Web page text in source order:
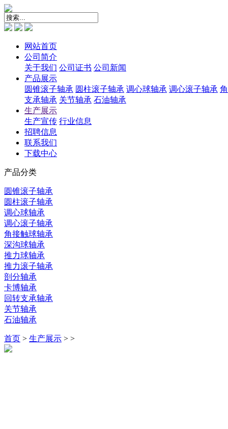
网站首页
公司简介
关于我们 公司证书 公司新闻
产品展示
圆锥滚子轴承 圆柱滚子轴承 调心球轴承 调心滚子轴承
支承轴承 关节轴承 石油轴承
生产展示
生产宣传 行业信息
招聘信息
联系我们
下载中心
产品分类
圆锥滚子轴承
圆柱滚子轴承
调心球轴承
调心滚子轴承
角接触球轴承
深沟球轴承
推力球轴承
推力滚子轴承
剖分轴承
卡博轴承
回转支承轴承
关节轴承
石油轴承
首页 > 生产展示 > >